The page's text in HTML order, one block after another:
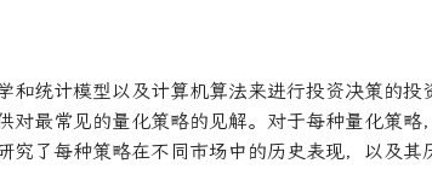
和统计模型以及计算机算法来进行投资决策的投
对最常见的量化策略的见解。对于每种量化策略
究了每种策略在不同市场中的历史表现，以及其